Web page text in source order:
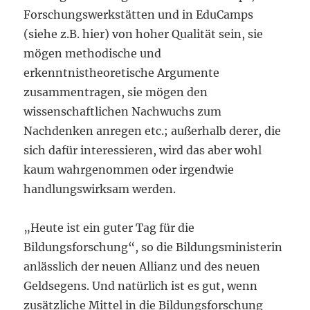
Forschungswerkstätten und in EduCamps
(siehe z.B. hier) von hoher Qualität sein, sie
mögen methodische und
erkenntnistheoretische Argumente
zusammentragen, sie mögen den
wissenschaftlichen Nachwuchs zum
Nachdenken anregen etc.; außerhalb derer, die
sich dafür interessieren, wird das aber wohl
kaum wahrgenommen oder irgendwie
handlungswirksam werden.
„Heute ist ein guter Tag für die
Bildungsforschung“, so die Bildungsministerin
anlässlich der neuen Allianz und des neuen
Geldsegens. Und natürlich ist es gut, wenn
zusätzliche Mittel in die Bildungsforschung